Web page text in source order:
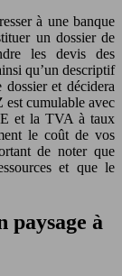
à une banque
un dossier de
les devis des
qu’un descriptif
et décidera
est cumulable avec
et la TVA à taux
le coût de vos
de noter que
et que le
paysage à